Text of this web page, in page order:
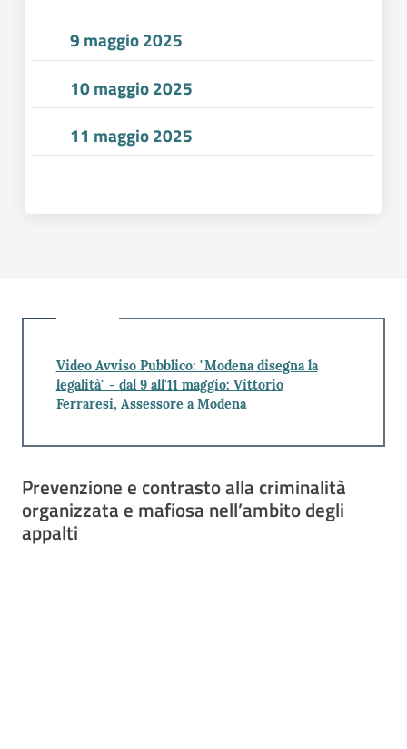
9 maggio 2025
10 maggio 2025
11 maggio 2025
Video Avviso Pubblico: "Modena disegna la
legalità" - dal 9 all'11 maggio: Vittorio
Ferraresi, Assessore a Modena
Prevenzione e contrasto alla criminalità
organizzata e mafiosa nell’ambito degli
appalti